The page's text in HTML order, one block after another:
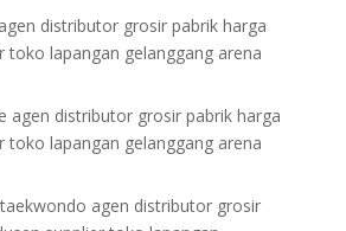
distributor grosir pabrik harga
toko lapangan gelanggang arena
agen distributor grosir pabrik harga
toko lapangan gelanggang arena
agen distributor grosir